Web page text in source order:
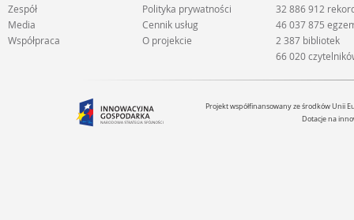
Zespół
Media
Współpraca
Polityka prywatności
Cennik usług
O projekcie
32 886 912
46 037 875
2 387 bibliotek
66 020
Projekt współfinansowany ze środków Unii
Dotacje na